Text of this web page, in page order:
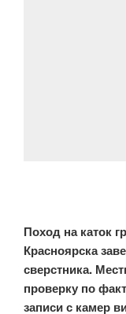
Поход на каток
Красноярска
сверстника.
проверку по
записи с камер